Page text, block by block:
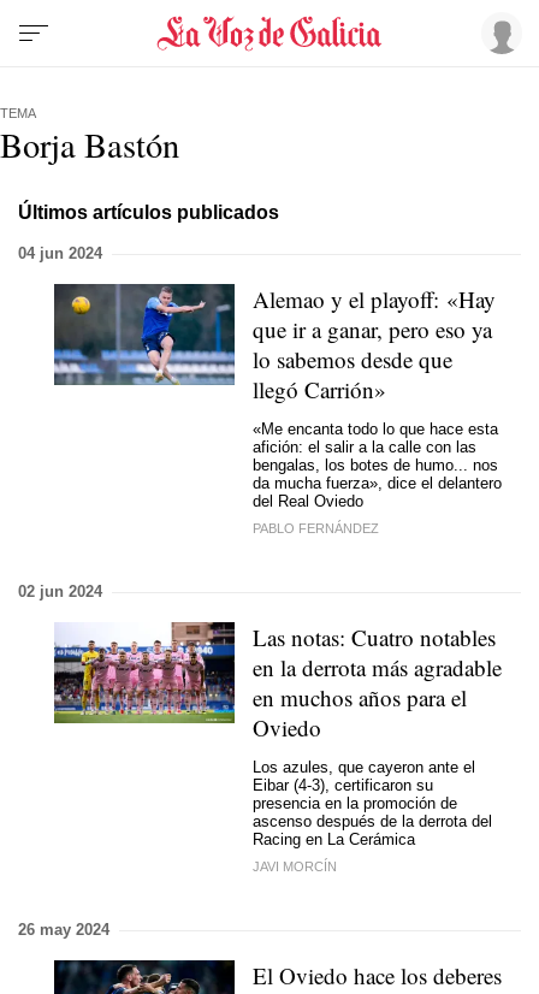
TEMA
Borja Bastón
Últimos artículos publicados
04 jun 2024
Alemao y el playoff: «Hay
que ir a ganar, pero eso ya
lo sabemos desde que
llegó Carrión»
«Me encanta todo lo que hace esta
afición: el salir a la calle con las
bengalas, los botes de humo... nos
da mucha fuerza», dice el delantero
del Real Oviedo
PABLO FERNÁNDEZ
02 jun 2024
Las notas: Cuatro notables
en la derrota más agradable
en muchos años para el
Oviedo
Los azules, que cayeron ante el
Eibar (4-3), certificaron su
presencia en la promoción de
ascenso después de la derrota del
Racing en La Cerámica
JAVI MORCÍN
26 may 2024
El Oviedo hace los deberes